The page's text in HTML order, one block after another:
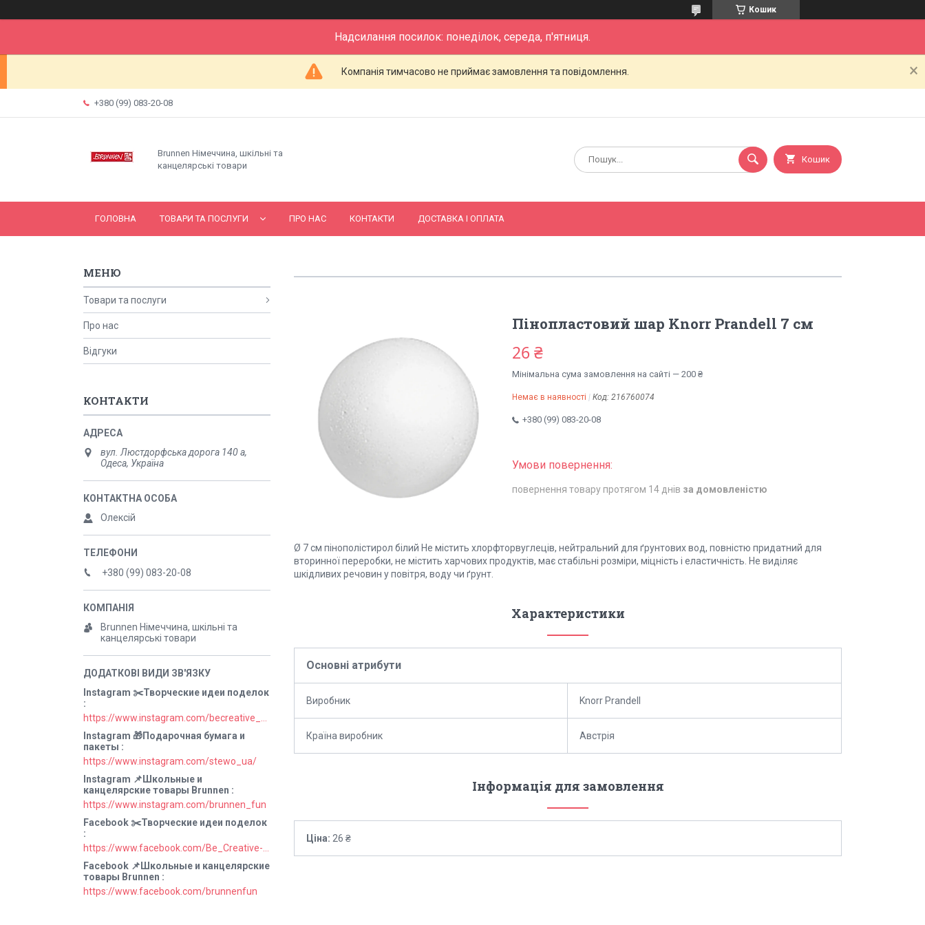
Кошик
Надсилання посилок: понеділок, середа, п'ятниця.
Компанія тимчасово не приймає замовлення та повідомлення.
+380 (99) 083-20-08
Brunnen Німеччина, шкільні та
канцелярські товари
Кошик
ГОЛОВНА ТОВАРИ ТА ПОСЛУГИ ПРО НАС КОНТАКТИ ДОСТАВКА І ОПЛАТА
Пінопластовий шар Knorr Prandell 7 см
26 ₴
Мінімальна сума замовлення на сайті — 200 ₴
Немає в наявності Код: 216760074
+380 (99) 083-20-08
повернення товару протягом 14 днів за домовленістю
Ø 7 см пінополістирол білий Не містить хлорфторвуглеців, нейтральний для ґрунтових вод, повністю придатний для
вторинної переробки, не містить харчових продуктів, має стабільні розміри, міцність і еластичність. Не виділяє
шкідливих речовин у повітря, воду чи ґрунт.
Характеристики
Основні атрибути
Виробник Knorr Prandell
Країна виробник Австрія
Інформація для замовлення
Ціна: 26 ₴
Товари та послуги
Про нас
Відгуки
КОНТАКТИ
вул. Люстдорфська дорога 140 а,
Одеса, Україна
Олексій
+380 (99) 083-20-08
Brunnen Німеччина, шкільні та
канцелярські товари
Instagram ✂️Творческие идеи поделок
Instagram 🎁Подарочная бумага и
пакеты
https://www.instagram.com/stewo_ua/
Instagram 📌Школьные и
канцелярские товары Brunnen
https://www.instagram.com/brunnen_fun
Facebook ✂️Творческие идеи поделок
Facebook 📌Школьные и канцелярские
товары Brunnen
https://www.facebook.com/brunnenfun